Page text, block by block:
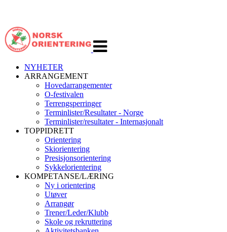
navigasjon
NYHETER
ARRANGEMENT
Hovedarrangementer
O-festivalen
Terrengsperringer
Terminlister/Resultater - Norge
Terminlister/resultater - Internasjonalt
TOPPIDRETT
Orientering
Skiorientering
Presisjonsorientering
Sykkelorientering
KOMPETANSE/LÆRING
Ny i orientering
Utøver
Arrangør
Trener/Leder/Klubb
Skole og rekruttering